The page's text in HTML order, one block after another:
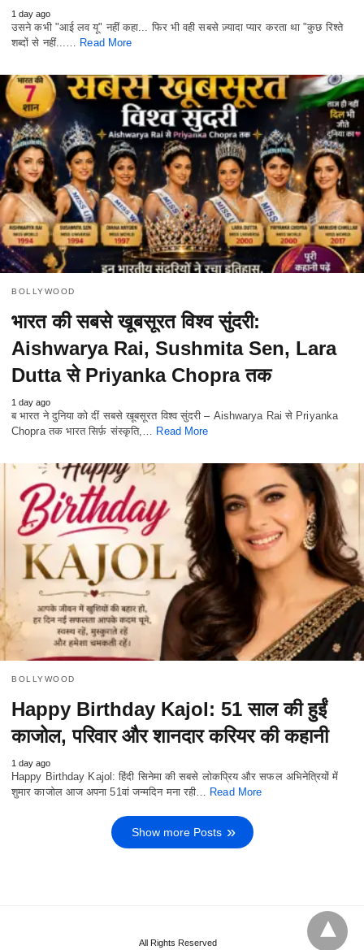
1 day ago
उसने कभी "आई लव यू" नहीं कहा... फिर भी वही सबसे ज़्यादा प्यार करता था "कुछ रिश्ते
शब्दों से नहीं...… Read More
BOLLYWOOD
भारत की सबसे खूबसूरत विश्व सुंदरी:
Aishwarya Rai, Sushmita Sen, Lara
Dutta से Priyanka Chopra तक
1 day ago
ब भारत ने दुनिया को दीं सबसे खूबसूरत विश्व सुंदरी – Aishwarya Rai से Priyanka
Chopra तक भारत सिर्फ़ संस्कृति,… Read More
BOLLYWOOD
Happy Birthday Kajol: 51 साल की हुईं
काजोल, परिवार और शानदार करियर की कहानी
1 day ago
Happy Birthday Kajol: हिंदी सिनेमा की सबसे लोकप्रिय और सफल अभिनेत्रियों में
शुमार काजोल आज अपना 51वां जन्मदिन मना रही…
Read More
Show more Posts
All Rights Reserved